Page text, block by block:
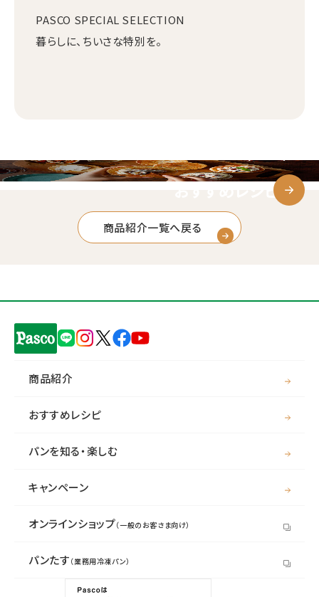
PASCO SPECIAL SELECTION
暮らしに、ちいさな特別を。
おすすめレシピ
商品紹介一覧へ戻る
商品紹介
おすすめレシピ
パンを知る・楽しむ
キャンペーン
オンラインショップ（一般のお客さま向け）
パンたす （業務用冷凍パン）